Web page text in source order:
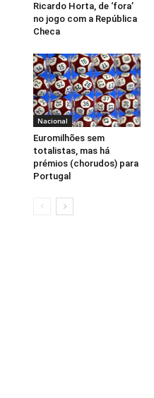
Ricardo Horta, de ‘fora’
no jogo com a República
Checa
Nacional
Euromilhões sem
totalistas, mas há
prémios (chorudos) para
Portugal